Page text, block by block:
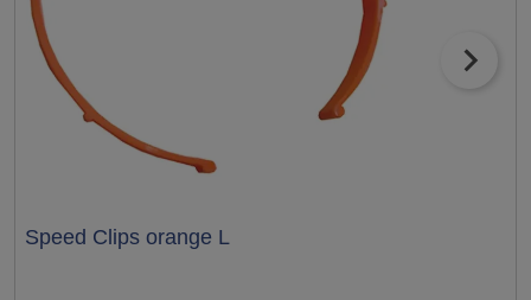
Test
Speed Clips orange L